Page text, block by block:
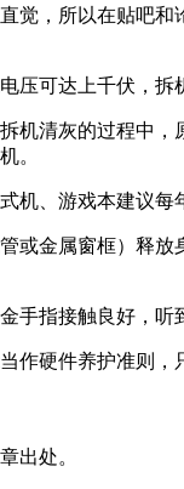
，所以在贴吧
可达上千伏，
清灰的过程中
。
、游戏本建议每
金属窗框）释
指接触良好，听
硬件养护准则，
出处。